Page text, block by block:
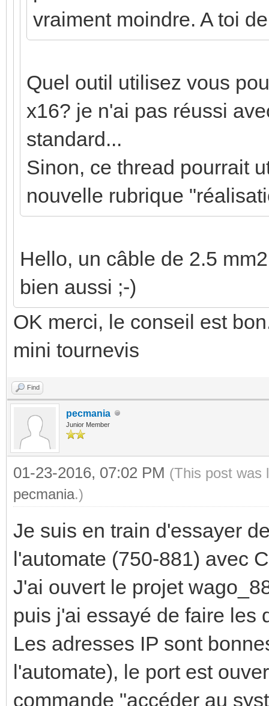
vraiment moindre. A toi
Quel outil utilisez vous
x16? je n'ai pas réussi
standard...
Sinon, ce thread pourrait
nouvelle rubrique
Hello, un câble de 2.5
bien aussi ;-)
OK merci, le conseil est
mini tournevis
Find
pecmania
Junior Member
01-23-2016, 07:02 PM (This post was
pecmania.)
Je suis en train d'essayer
l'automate (750-881) avec
J'ai ouvert le projet
puis j'ai essayé de faire les
Les adresses IP sont
l'automate), le port est
commande "accéder au